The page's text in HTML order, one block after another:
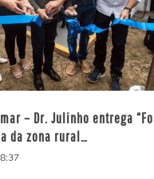
– Dr. Julinho entrega
da zona rural…